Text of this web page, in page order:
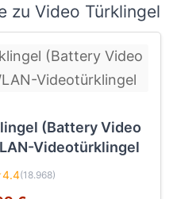
zu Video Türklingel
(Battery Video
Videotürklingel
4.4(18.968)